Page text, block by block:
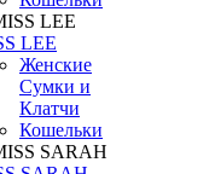
LEE
Женские
Сумки и
Клатчи
Кошельки